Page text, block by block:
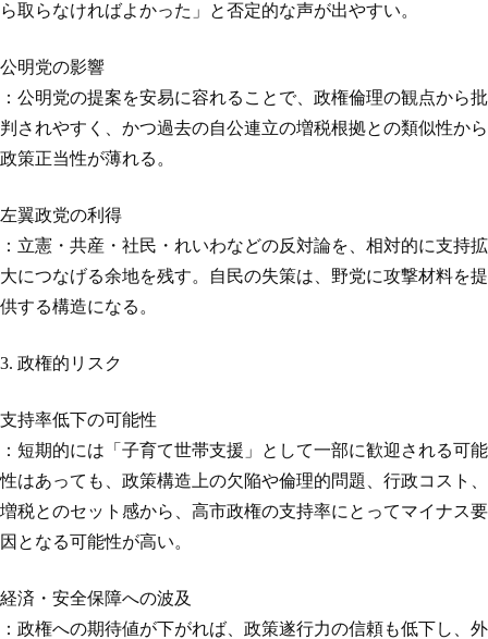
ら取らなければよかった」と否定的な声が出やすい。
公明党の影響
：公明党の提案を安易に容れることで、政権倫理の観点から批
判されやすく、かつ過去の自公連立の増税根拠との類似性から
政策正当性が薄れる。
左翼政党の利得
：立憲・共産・社民・れいわなどの反対論を、相対的に支持拡
大につなげる余地を残す。自民の失策は、野党に攻撃材料を提
供する構造になる。
3. 政権的リスク
支持率低下の可能性
：短期的には「子育て世帯支援」として一部に歓迎される可能
性はあっても、政策構造上の欠陥や倫理的問題、行政コスト、
増税とのセット感から、高市政権の支持率にとってマイナス要
因となる可能性が高い。
経済・安全保障への波及
：政権への期待値が下がれば、政策遂行力の信頼も低下し、外